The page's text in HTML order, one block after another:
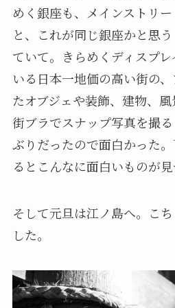
めく銀座も、メインストリ
と、これが同じ銀座かと思
ていて。きらめくディスプ
いる日本一地価の高い街の
たオブジェや装飾、建物、風
街ブラでスナップ写真を撮
ぶりだったので面白かった
るとこんなに面白いものが見
そして元旦は江ノ島へ。こ
した。